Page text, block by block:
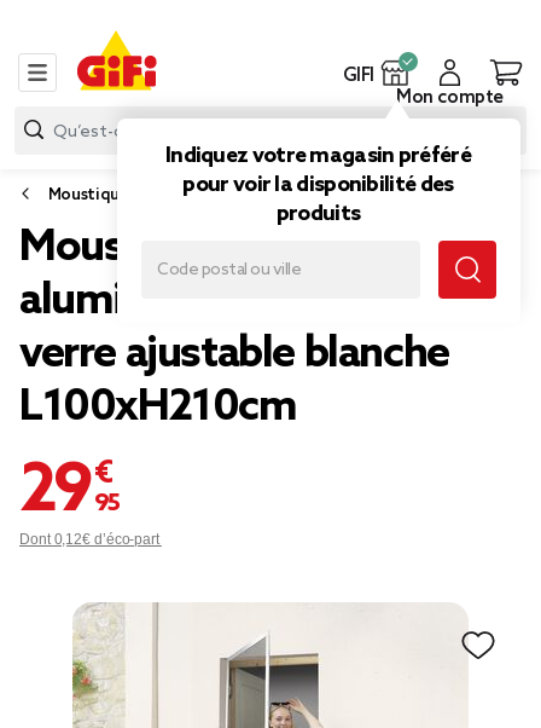
GIFI
Indiquez votre magasin préféré
pour voir la disponibilité des
produits
Mon compte
Moustiquaire
Moustiquaire porte
aluminium toile fibre de
verre ajustable blanche
L100xH210cm
29,95 €
Dont 0,12€ d’éco-part